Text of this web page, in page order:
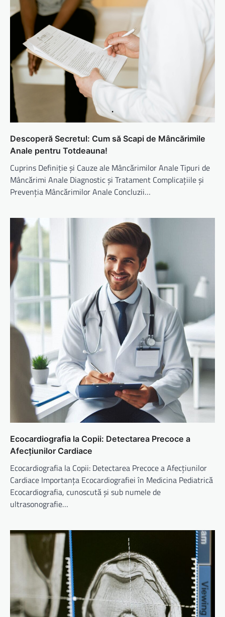
Descoperă Secretul: Cum să Scapi de Mâncărimile
Anale pentru Totdeauna!
Cuprins Definiție și Cauze ale Mâncărimilor Anale Tipuri de
Mâncărimi Anale Diagnostic și Tratament Complicațiile și
Prevenția Mâncărimilor Anale Concluzii…
Ecocardiografia la Copii: Detectarea Precoce a
Afecțiunilor Cardiace
Ecocardiografia la Copii: Detectarea Precoce a Afecțiunilor
Cardiace Importanța Ecocardiografiei în Medicina Pediatrică
Ecocardiografia, cunoscută și sub numele de
ultrasonografie…